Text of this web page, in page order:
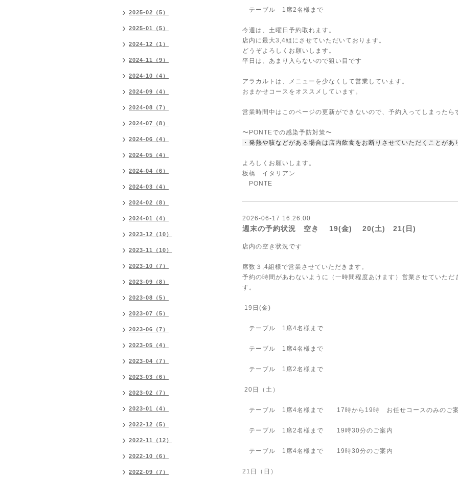
テーブル 1席2名様まで
今週は、土曜日予約取れます。
店内に最大3,4組にさせていただいております。
どうぞよろしくお願いします。
平日は、あまり入らないので狙い目です
アラカルトは、メニューを少なくして営業しています。
おまかせコースをオススメしています。
営業時間中はこのページの更新ができないので、予約入ってしまったら
〜PONTEでの感染予防対策〜
・発熱や咳などがある場合は店内飲食をお断りさせていただくことがあ
よろしくお願いします。
板橋 イタリアン
PONTE
2026-06-17 16:26:00
週末の予約状況 空き 19(金) 20(土) 21(日)
店内の空き状況です
席数３,4組様で営業させていただきます。
予約の時間があわないように（一時間程度あけます）営業させていた
す。
19日(金)
テーブル 1席4名様まで
テーブル 1席4名様まで
テーブル 1席2名様まで
20日（土）
テーブル 1席4名様まで 17時から19時 お任せコースのみのご
テーブル 1席2名様まで 19時30分のご案内
テーブル 1席4名様まで 19時30分のご案内
21日（日）
2025-02（5）
2025-01（5）
2024-12（1）
2024-11（9）
2024-10（4）
2024-09（4）
2024-08（7）
2024-07（8）
2024-06（4）
2024-05（4）
2024-04（6）
2024-03（4）
2024-02（8）
2024-01（4）
2023-12（10）
2023-11（10）
2023-10（7）
2023-09（8）
2023-08（5）
2023-07（5）
2023-06（7）
2023-05（4）
2023-04（7）
2023-03（6）
2023-02（7）
2023-01（4）
2022-12（5）
2022-11（12）
2022-10（6）
2022-09（7）